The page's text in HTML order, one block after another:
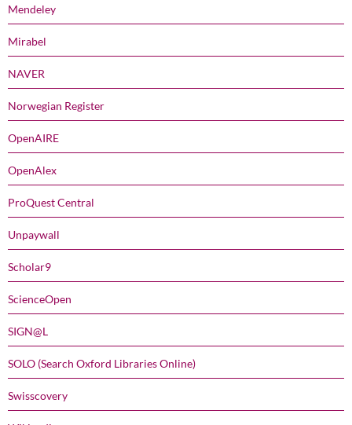
Mendeley
Mirabel
NAVER
Norwegian Register
OpenAIRE
OpenAlex
ProQuest Central
Unpaywall
Scholar9
ScienceOpen
SIGN@L
SOLO (Search Oxford Libraries Online)
Swisscovery